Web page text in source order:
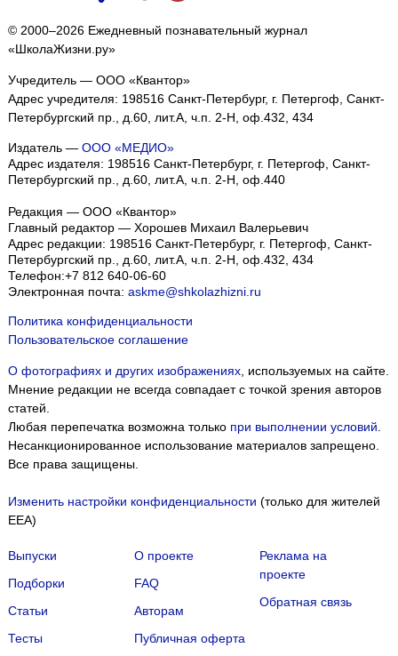
© 2000–2026 Ежедневный познавательный журнал
«ШколаЖизни.ру»
Учредитель — ООО «Квантор»
Адрес учредителя: 198516 Санкт-Петербург, г. Петергоф, Санкт-
Петербургский пр., д.60, лит.А, ч.п. 2-Н, оф.432, 434
Издатель — ООО «МЕДИО»
Адрес издателя: 198516 Санкт-Петербург, г. Петергоф, Санкт-
Петербургский пр., д.60, лит.А, ч.п. 2-Н, оф.440
Редакция — ООО «Квантор»
Главный редактор — Хорошев Михаил Валерьевич
Адрес редакции: 198516 Санкт-Петербург, г. Петергоф Санкт-
Петербургский пр., д.60, лит.А, ч.п. 2-Н, оф.432, 434
Телефон:+7 812 640-06-60
Электронная почта: askme@shkolazhizni.ru
Политика конфиденциальности
Пользовательское соглашение
О фотографиях и других изображениях, используемых на сайте.
Мнение редакции не всегда совпадает с точкой зрения авторов
статей.
Любая перепечатка возможна только при выполнении условий
Несанкционированное использование материалов запрещено.
Все права защищены.
Изменить настройки конфиденциальности (только для жителей
EEA)
Выпуски
Подборки
Статьи
Тесты
О проекте
FAQ
Авторам
Публичная оферта
Реклама на
проекте
Обратная связь